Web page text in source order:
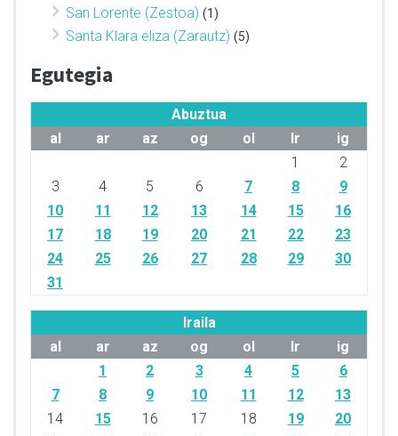
San Lorente (Zestoa) (1)
Santa Klara eliza (Zarautz) (5)
Egutegia
Abuztua
al
ar az og ol lr
ig
1
2
3
4 5 6 7 8
9
10
11 12 13 14 15
16
17
18 19 20 21 22
23
24
25 26 27 28 29
30
31
Iraila
al
ar az og ol lr
ig
1
2 3 4 5
6
7
8 9 10 11 12
13
14
15 16 17 18 19
20